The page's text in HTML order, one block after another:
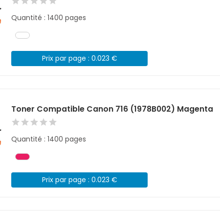
Quantité : 1400 pages
Prix par page : 0.023 €
Toner Compatible Canon 716 (1978B002) Magenta
Quantité : 1400 pages
Prix par page : 0.023 €